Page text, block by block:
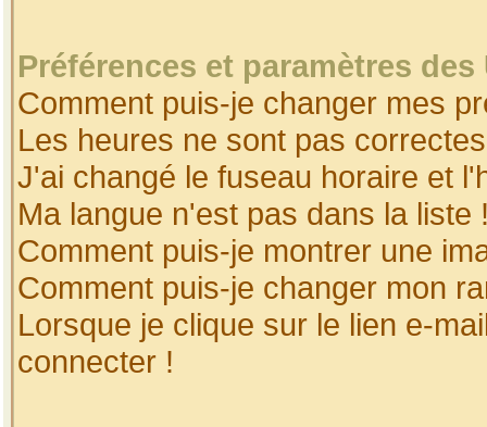
Préférences et paramètres
Comment puis-je changer mes
Les heures ne sont pas
J'ai changé le fuseau horaire et
Ma langue n'est pas dans la liste
Comment puis-je montrer une
Comment puis-je changer mon
Lorsque je clique sur le lien e-
connecter !